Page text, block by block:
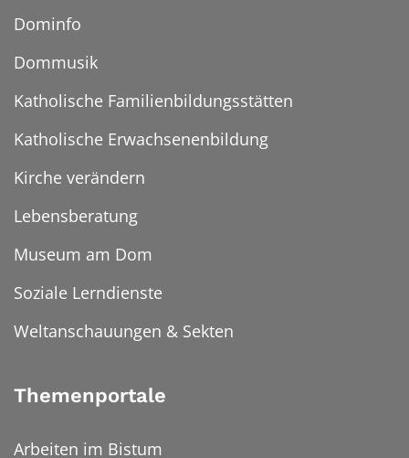
Dominfo
Dommusik
Katholische Familienbildungsstätten
Katholische Erwachsenenbildung
Kirche verändern
Lebensberatung
Museum am Dom
Soziale Lerndienste
Weltanschauungen & Sekten
Themenportale
Arbeiten im Bistum